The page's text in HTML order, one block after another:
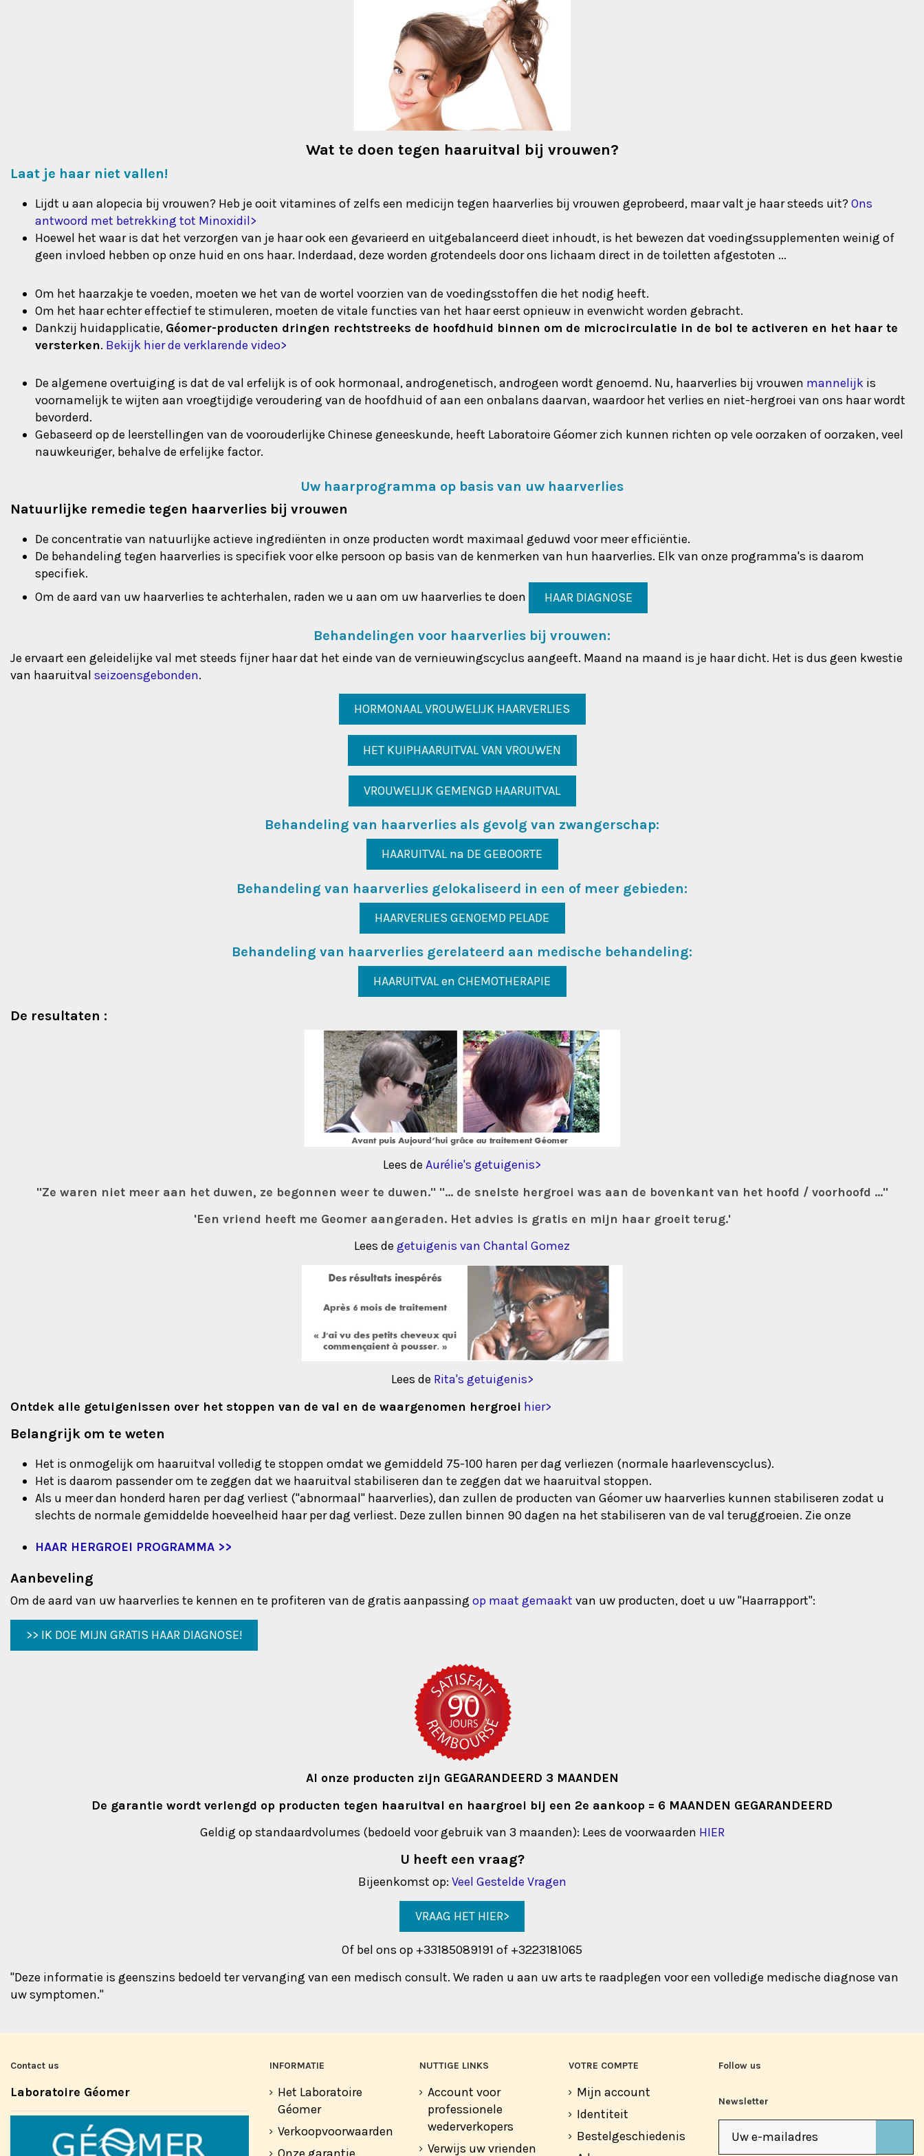
Wat te doen tegen haaruitval bij vrouwen?
Laat je haar niet vallen!
Lijdt u aan alopecia bij vrouwen? Heb je ooit vitamines of zelfs een medicijn tegen haarverlies bij vrouwen geprobeerd, maar valt je haar steeds uit? Ons
antwoord met betrekking tot Minoxidil>
Hoewel het waar is dat het verzorgen van je haar ook een gevarieerd en uitgebalanceerd dieet inhoudt, is het bewezen dat voedingssupplementen weinig of
geen invloed hebben op onze huid en ons haar. Inderdaad, deze worden grotendeels door ons lichaam direct in de toiletten afgestoten ...
Om het haarzakje te voeden, moeten we het van de wortel voorzien van de voedingsstoffen die het nodig heeft.
Om het haar echter effectief te stimuleren, moeten de vitale functies van het haar eerst opnieuw in evenwicht worden gebracht.
Dankzij huidapplicatie, Géomer-producten dringen rechtstreeks de hoofdhuid binnen om de microcirculatie in de bol te activeren en het haar te
versterken. Bekijk hier de verklarende video>
De algemene overtuiging is dat de val erfelijk is of ook hormonaal, androgenetisch, androgeen wordt genoemd. Nu, haarverlies bij vrouwen mannelijk is
voornamelijk te wijten aan vroegtijdige veroudering van de hoofdhuid of aan een onbalans daarvan, waardoor het verlies en niet-hergroei van ons haar wordt
bevorderd.
Gebaseerd op de leerstellingen van de voorouderlijke Chinese geneeskunde, heeft Laboratoire Géomer zich kunnen richten op vele oorzaken of oorzaken, veel
nauwkeuriger, behalve de erfelijke factor.
Uw haarprogramma op basis van uw haarverlies
Natuurlijke remedie tegen haarverlies bij vrouwen
De concentratie van natuurlijke actieve ingrediënten in onze producten wordt maximaal geduwd voor meer efficiëntie.
De behandeling tegen haarverlies is specifiek voor elke persoon op basis van de kenmerken van hun haarverlies. Elk van onze programma's is daarom
specifiek.
Om de aard van uw haarverlies te achterhalen, raden we u aan om uw haarverlies te doen
HAAR DIAGNOSE
Behandelingen voor haarverlies bij vrouwen:
Je ervaart een geleidelijke val met steeds fijner haar dat het einde van de vernieuwingscyclus aangeeft. Maand na maand is je haar dicht. Het is dus geen kwestie
van haaruitval seizoensgebonden.
HORMONAAL VROUWELIJK HAARVERLIES
HET KUIPHAARUITVAL VAN VROUWEN
VROUWELIJK GEMENGD HAARUITVAL
Behandeling van haarverlies als gevolg van zwangerschap:
HAARUITVAL na DE GEBOORTE
Behandeling van haarverlies gelokaliseerd in een of meer gebieden:
HAARVERLIES GENOEMD PELADE
Behandeling van haarverlies gerelateerd aan medische behandeling:
HAARUITVAL en CHEMOTHERAPIE
De resultaten :
Lees de Aurélie's getuigenis>
"Ze waren niet meer aan het duwen, ze begonnen weer te duwen." "... de snelste hergroei was aan de bovenkant van het hoofd / voorhoofd ..."
'Een vriend heeft me Geomer aangeraden. Het advies is gratis en mijn haar groeit terug.'
Lees de getuigenis van Chantal Gomez
Lees de Rita's getuigenis>
Ontdek alle getuigenissen over het stoppen van de val en de waargenomen hergroei hier>
Belangrijk om te weten
Het is onmogelijk om haaruitval volledig te stoppen omdat we gemiddeld 75-100 haren per dag verliezen (normale haarlevenscyclus).
Het is daarom passender om te zeggen dat we haaruitval stabiliseren dan te zeggen dat we haaruitval stoppen.
Als u meer dan honderd haren per dag verliest ("abnormaal" haarverlies), dan zullen de producten van Géomer uw haarverlies kunnen stabiliseren zodat u
slechts de normale gemiddelde hoeveelheid haar per dag verliest. Deze zullen binnen 90 dagen na het stabiliseren van de val teruggroeien. Zie onze
HAAR HERGROEI PROGRAMMA >>
Aanbeveling
Om de aard van uw haarverlies te kennen en te profiteren van de gratis aanpassing op maat gemaakt van uw producten, doet u uw "Haarrapport":
>> IK DOE MIJN GRATIS HAAR DIAGNOSE!
Al onze producten zijn GEGARANDEERD 3 MAANDEN
De garantie wordt verlengd op producten tegen haaruitval en haargroei bij een 2e aankoop = 6 MAANDEN GEGARANDEERD
Geldig op standaardvolumes (bedoeld voor gebruik van 3 maanden): Lees de voorwaarden HIER
U heeft een vraag?
Bijeenkomst op: Veel Gestelde Vragen
VRAAG HET HIER>
Of bel ons op +33185089191 of +3223181065
"Deze informatie is geenszins bedoeld ter vervanging van een medisch consult. We raden u aan uw arts te raadplegen voor een volledige medische diagnose van
uw symptomen."
Contact us
Laboratoire Géomer
INFORMATIE
Het Laboratoire
Géomer
Verkoopvoorwaarden
NUTTIGE LINKS
Account voor
professionele
wederverkopers
Verwijs uw vrienden
VOTRE COMPTE
Mijn account
Identiteit
Bestelgeschiedenis
Follow us
Newsletter